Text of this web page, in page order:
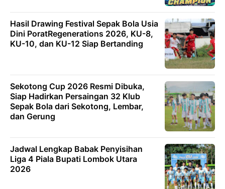
Hasil Drawing Festival Sepak Bola Usia
Dini PoratRegenerations 2026, KU-8,
KU-10, dan KU-12 Siap Bertanding
Sekotong Cup 2026 Resmi Dibuka,
Siap Hadirkan Persaingan 32 Klub
Sepak Bola dari Sekotong, Lembar,
dan Gerung
Jadwal Lengkap Babak Penyisihan
Liga 4 Piala Bupati Lombok Utara
2026